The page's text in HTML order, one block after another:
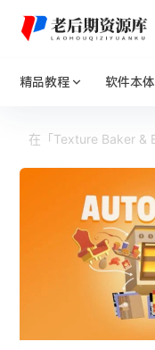
精品教程 软件本体